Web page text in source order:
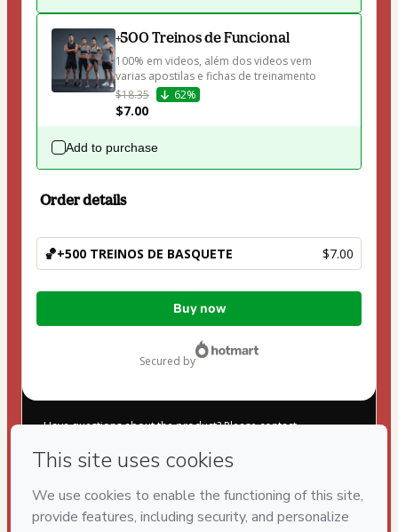
+500 Treinos de Funcional
100% em videos, além dos videos vem
varias apostilas e fichas de treinamento
$18.35
62%
$7.00
Add to purchase
Order details
🏀+500 TREINOS DE BASQUETE $7.00
Total
Buy now
secured by
Have questions about the product? Please contact
Can't complete this purchase? Please visit our Help Center
If you need to submit a request to our support team, please
CKTID-C89278500E7faun2uk1-1786003721610-2543